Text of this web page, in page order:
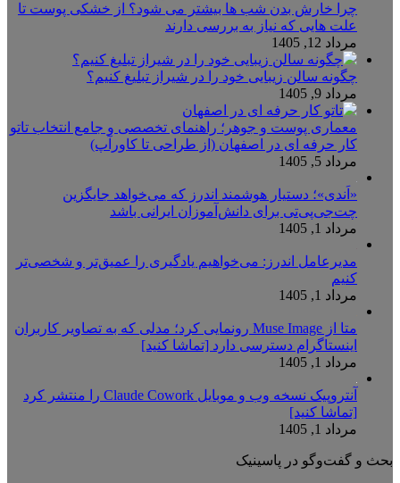
چرا خارش بدن شب ها بیشتر می شود؟ از خشکی پوست تا
علت هایی که نیاز به بررسی دارند
مرداد 12, 1405
چگونه سالن زیبایی خود را در شیراز تبلیغ کنیم؟
مرداد 9, 1405
معماری پوست و جوهر؛ راهنمای تخصصی و جامع انتخاب تاتو
کار حرفه ای در اصفهان (از طراحی تا کاورآپ)
مرداد 5, 1405
«اَندی»؛ دستیار هوشمند اندرز که می‌خواهد جایگزین
چت‌جی‌پی‌تی برای دانش‌آموزان ایرانی باشد
مرداد 1, 1405
مدیرعامل اندرز: می‌خواهیم یادگیری را عمیق‌تر و شخصی‌تر
کنیم
مرداد 1, 1405
متا از Muse Image رونمایی کرد؛ مدلی که به تصاویر کاربران
اینستاگرام دسترسی دارد [تماشا کنید]
مرداد 1, 1405
آنتروپیک نسخه وب و موبایل Claude Cowork را منتشر کرد
[تماشا کنید]
مرداد 1, 1405
بحث و گفت‌وگو در پاسینیک